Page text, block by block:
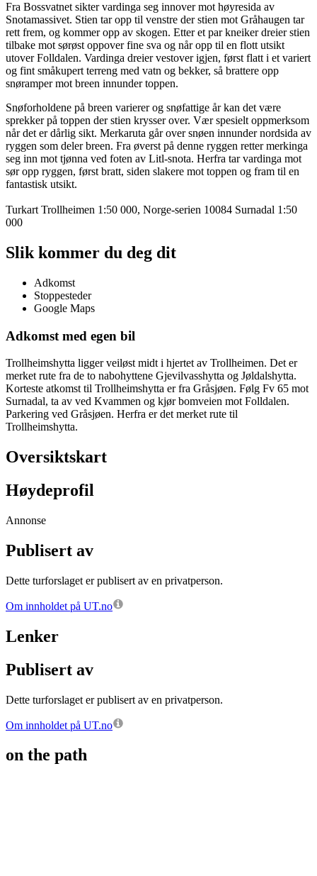
Fra Bossvatnet sikter vardinga seg innover mot høyresida av
Snotamassivet. Stien tar opp til venstre der stien mot Gråhaugen tar
rett frem, og kommer opp av skogen. Etter et par kneiker dreier stien
tilbake mot sørøst oppover fine sva og når opp til en flott utsikt
utover Folldalen. Vardinga dreier vestover igjen, først flatt i et variert
og fint småkupert terreng med vatn og bekker, så brattere opp
snøramper mot breen innunder toppen.
Snøforholdene på breen varierer og snøfattige år kan det være
sprekker på toppen der stien krysser over. Vær spesielt oppmerksom
når det er dårlig sikt. Merkaruta går over snøen innunder nordsida av
ryggen som deler breen. Fra øverst på denne ryggen retter merkinga
seg inn mot tjønna ved foten av Litl-snota. Herfra tar vardinga mot
sør opp ryggen, først bratt, siden slakere mot toppen og fram til en
fantastisk utsikt.
Turkart Trollheimen 1:50 000, Norge-serien 10084 Surnadal 1:50
000
Slik kommer du deg dit
Adkomst
Stoppesteder
Google Maps
Adkomst med egen bil
Trollheimshytta ligger veiløst midt i hjertet av Trollheimen. Det er
merket rute fra de to nabohyttene Gjevilvasshytta og Jøldalshytta.
Korteste atkomst til Trollheimshytta er fra Gråsjøen. Følg Fv 65 mot
Surnadal, ta av ved Kvammen og kjør bomveien mot Folldalen.
Parkering ved Gråsjøen. Herfra er det merket rute til
Trollheimshytta.
Oversiktskart
Høydeprofil
Annonse
Publisert av
Dette turforslaget er publisert av en privatperson.
Om innholdet på UT.no
Lenker
Publisert av
Dette turforslaget er publisert av en privatperson.
Om innholdet på UT.no
on the path